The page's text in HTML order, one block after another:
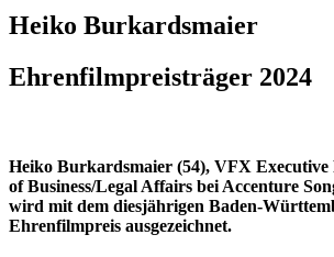
Heiko Burkardsmaier
Ehrenfilmpreisträger 2024
Heiko Burkardsmaier (54), VFX Executive
of Business/Legal Affairs bei Accenture
wird mit dem diesjährigen Baden-
Ehrenfilmpreis ausgezeichnet.